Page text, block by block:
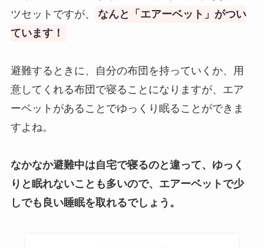
ツセットですが、
なんと「エアーベット」がつい
ています！
避難するときに、自分の布団を持っていくか、用
意してくれる布団で寝ることになりますが、エア
ーベットがあることでゆっくり眠ることができま
すよね。
なかなか避難中は自宅で寝るのと違って、ゆっく
りと眠れないことも多いので、エアーベットで少
しでも良い睡眠を取れるでしょう。